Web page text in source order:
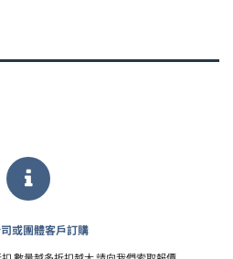
或團體客戶訂購